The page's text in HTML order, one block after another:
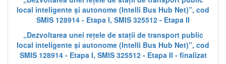
local inteligente și autonome (Intelli Bus Hub Net)”, cod
SMIS 128914 - Etapa I, SMIS 325512 - Etapa II
„Dezvoltarea unei rețele de stații de transport public
local inteligente și autonome (Intelli Bus Hub Net)”, cod
SMIS 128914 - Etapa I, SMIS 325512 - Etapa II - finalizat